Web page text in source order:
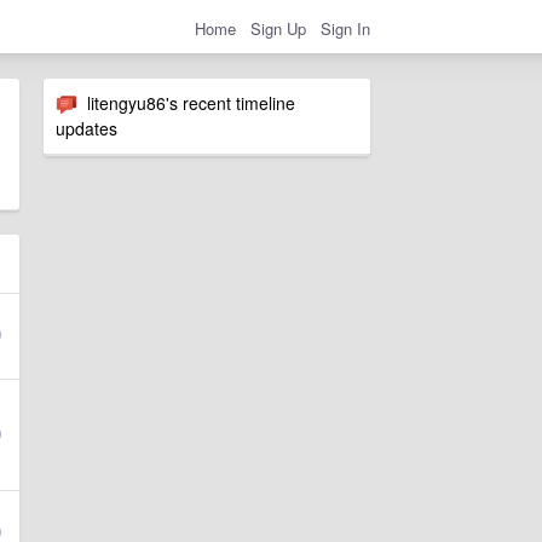
Home Sign Up Sign In
litengyu86's recent timeline
updates